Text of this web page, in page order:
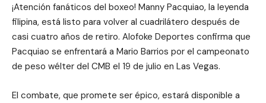
¡Atención fanáticos del boxeo! Manny Pacquiao, la leyenda
filipina, está listo para volver al cuadrilátero después de
casi cuatro años de retiro. Alofoke Deportes confirma que
Pacquiao se enfrentará a Mario Barrios por el campeonato
de peso wélter del CMB el 19 de julio en Las Vegas.
El combate, que promete ser épico, estará disponible a